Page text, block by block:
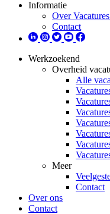
Informatie
Over
Contact
Werkzoekend
Overheid
Alle
Meer
Contact
Over ons
Contact